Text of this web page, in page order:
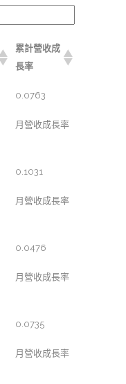
累計營收成
長率
0.0763
月營收成長率
0.1031
月營收成長率
0.0476
月營收成長率
0.0735
月營收成長率